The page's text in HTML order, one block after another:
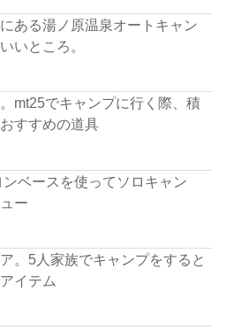
ある湯ノ原温泉オートキャン
いところ。
mt25でキャンプに行く際、積
すすめの道具
ベースを使ってソロキャン
ー
。5人家族でキャンプをすると
イテム